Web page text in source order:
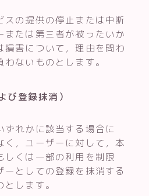
スの提供の停止または中断
または第三者が被ったいか
損害について，理由を問わ
ないものとします。
び登録抹消）
ずれかに該当する場合に
く，ユーザーに対して，本
しくは一部の利用を制限
ーとしての登録を抹消する
します。